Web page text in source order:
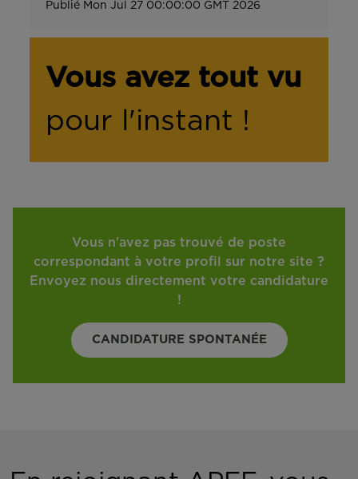
Publié Mon Jul 27 00:00:00 GMT 2026
Vous avez tout vu
pour l'instant !
Vous n'avez pas trouvé de poste
correspondant à votre profil sur notre site ?
Envoyez nous directement votre candidature
!
CANDIDATURE SPONTANÉE